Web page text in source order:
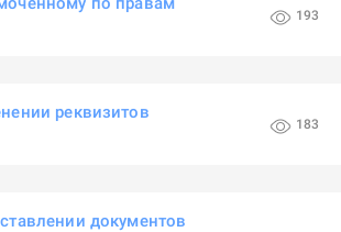
193
реквизитов
183
документов